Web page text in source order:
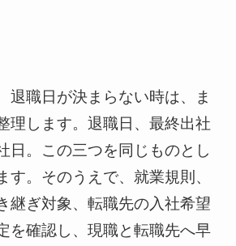
退職日が決まらない時は、ま
理します。退職日、最終出社
日。この三つを同じものとし
す。そのうえで、就業規則、
継ぎ対象、転職先の入社希望
を確認し、現職と転職先へ早